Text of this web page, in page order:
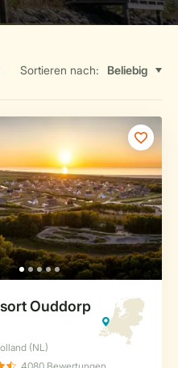
Sortieren nach: